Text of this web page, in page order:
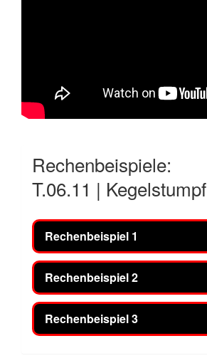
Rechenbeispiele:
T.06.11 | Kegelstumpf
Rechenbeispiel 1
Rechenbeispiel 2
Rechenbeispiel 3